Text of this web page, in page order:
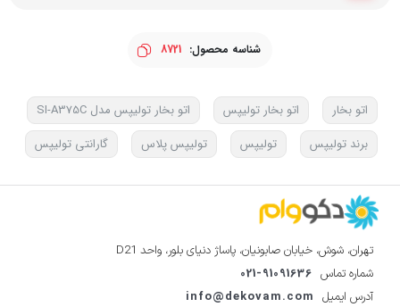
شناسه محصول: 8721
اتو بخار اتو بخار تولیپس
اتو بخار تولیپس مدل SI-A375C
برند تولیپس
تولیپس تولیپس پلاس گارانتی تولیپس
تهران، شوش، خیابان صابونیان، پاساژ دنیای بلور، واحد D21
شماره تماس 021-91091636
آدرس ایمیل info@dekovam.com